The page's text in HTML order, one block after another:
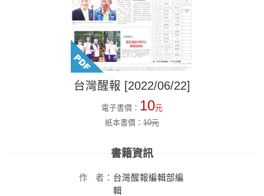
台灣醒報 [2022/06/22]
電子書價： 10元
紙本書價： 10元
書籍資訊
作 者： 台灣醒報編輯部編
輯